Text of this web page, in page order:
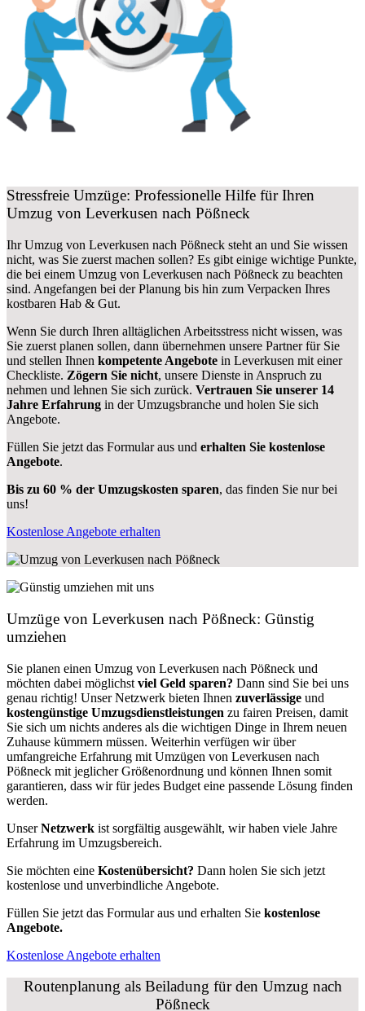
Stressfreie Umzüge: Professionelle Hilfe für Ihren
Umzug von Leverkusen nach Pößneck
Ihr Umzug von Leverkusen nach Pößneck steht an und Sie wissen
nicht, was Sie zuerst machen sollen? Es gibt einige wichtige Punkte,
die bei einem Umzug von Leverkusen nach Pößneck zu beachten
sind. Angefangen bei der Planung bis hin zum Verpacken Ihres
kostbaren Hab & Gut.
Wenn Sie durch Ihren alltäglichen Arbeitsstress nicht wissen, was
Sie zuerst planen sollen, dann übernehmen unsere Partner für Sie
und stellen Ihnen kompetente Angebote in Leverkusen mit einer
Checkliste. Zögern Sie nicht, unsere Dienste in Anspruch zu
nehmen und lehnen Sie sich zurück. Vertrauen Sie unserer 14
Jahre Erfahrung in der Umzugsbranche und holen Sie sich
Angebote.
Füllen Sie jetzt das Formular aus und erhalten Sie kostenlose
Angebote.
Bis zu 60 % der Umzugskosten sparen, das finden Sie nur bei
uns!
Kostenlose Angebote erhalten
Umzüge von Leverkusen nach Pößneck: Günstig
umziehen
Sie planen einen Umzug von Leverkusen nach Pößneck und
möchten dabei möglichst viel Geld sparen? Dann sind Sie bei uns
genau richtig! Unser Netzwerk bieten Ihnen zuverlässige und
kostengünstige Umzugsdienstleistungen zu fairen Preisen, damit
Sie sich um nichts anderes als die wichtigen Dinge in Ihrem neuen
Zuhause kümmern müssen. Weiterhin verfügen wir über
umfangreiche Erfahrung mit Umzügen von Leverkusen nach
Pößneck mit jeglicher Größenordnung und können Ihnen somit
garantieren, dass wir für jedes Budget eine passende Lösung finden
werden.
UnserNetzwerk ist sorgfältig ausgewählt, wir haben viele Jahre
Erfahrung im Umzugsbereich.
Sie möchten eine Kostenübersicht? Dann holen Sie sich jetzt
kostenlose und unverbindliche Angebote.
Füllen Sie jetzt das Formular aus und erhalten Sie kostenlose
Angebote.
Kostenlose Angebote erhalten
Routenplanung als Beiladung für den Umzug nach
Pößneck